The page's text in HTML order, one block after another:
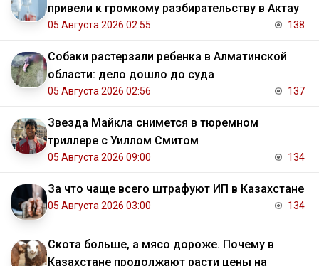
привели к громкому разбирательству в Актау
05 Августа 2026 02:55 138
Собаки растерзали ребенка в Алматинской
области: дело дошло до суда
05 Августа 2026 02:56 137
Звезда Майкла снимется в тюремном
триллере с Уиллом Смитом
05 Августа 2026 09:00 134
За что чаще всего штрафуют ИП в Казахстане
05 Августа 2026 03:00 134
Скота больше, а мясо дороже. Почему в
Казахстане продолжают расти цены на